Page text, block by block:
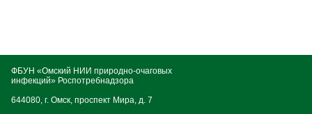
ФБУН «Омский НИИ природно-очаговых
инфекций» Роспотребнадзора
644080, г. Омск, проспект Мира, д. 7